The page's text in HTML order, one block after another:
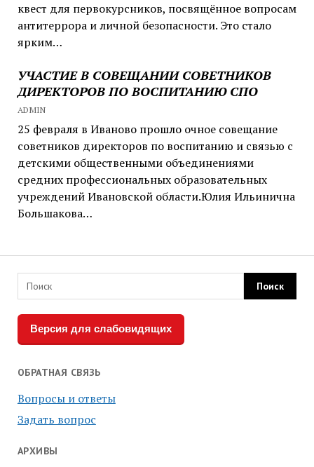
квест для первокурсников, посвящённое вопросам
антитеррора и личной безопасности. Это стало
ярким…
УЧАСТИЕ В СОВЕЩАНИИ СОВЕТНИКОВ
ДИРЕКТОРОВ ПО ВОСПИТАНИЮ СПО
ADMIN
25 февраля в Иваново прошло очное совещание
советников директоров по воспитанию и связью с
детскими общественными объединениями
средних профессиональных образовательных
учреждений Ивановской области.Юлия Ильинична
Большакова…
Версия для слабовидящих
ОБРАТНАЯ СВЯЗЬ
Вопросы и ответы
Задать вопрос
АРХИВЫ